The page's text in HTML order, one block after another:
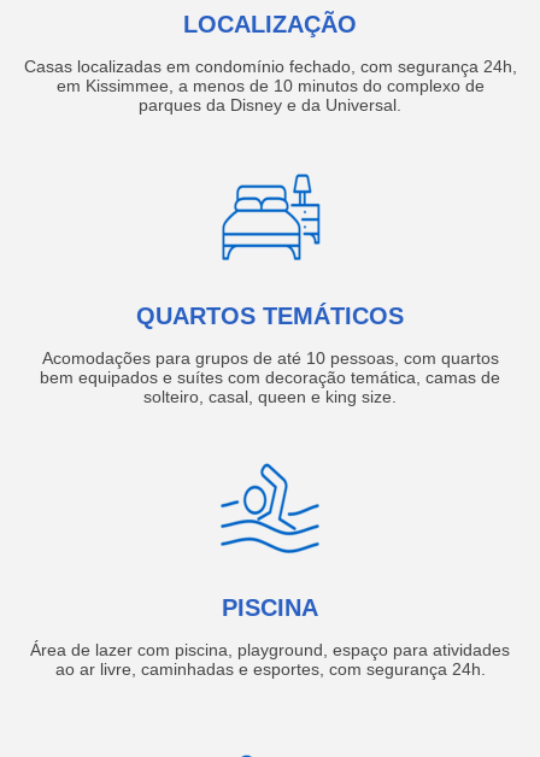
LOCALIZAÇÃO
Casas localizadas em condomínio fechado, com segurança 24h,
em Kissimmee, a menos de 10 minutos do complexo de
parques da Disney e da Universal.
QUARTOS TEMÁTICOS
Acomodações para grupos de até 10 pessoas, com quartos
bem equipados e suítes com decoração temática, camas de
solteiro, casal, queen e king size.
PISCINA
Área de lazer com piscina, playground, espaço para atividades
ao ar livre, caminhadas e esportes, com segurança 24h.